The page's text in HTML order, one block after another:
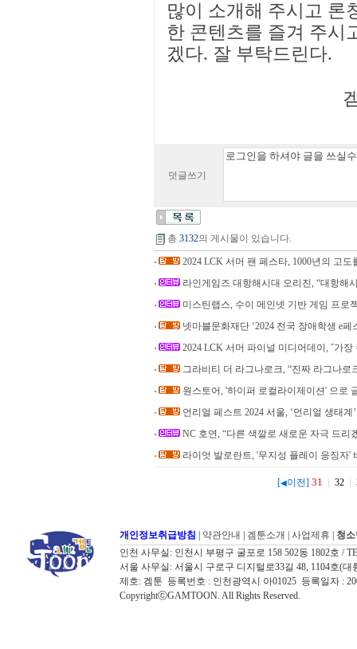
많이 소개해 주시고 론
한 콘텐츠를 즐겨 주시
겠다. 잘 부탁드린다.
덧글쓰기
총 3132의 게시물이 있습니다.
2024 LCK 서머 팬 페스타, 1000년의 고
라인게임즈 대항해시대 오리진, “대항해
미스틴랩스, 수이 메인넷 기반 게임 프로
넷마블문화재단 ‘2024 전국 장애학생 e페
2024 LCK 서머 파이널 미디어데이, ˝가장
그라비티 더 라그나로크, “진짜 라그나로
원스토어, '하이퍼 로컬라이제이션' 으로
언리얼 페스트 2024 서울, ‘언리얼 생태계
NC 호연, “다른 색깔로 새로운 자극 드리
라이엇 발로란트, '무지성 플레이 응징자'
[◀이전] 31 32
개인정보취급방침 약관안내 겜툰소개 사업제휴
청
인천 사무실: 인천시 부평구 굴포로 158 502동 1802호 /
서울 사무실: 서울시 구로구 디지털로33길 48, 1104호(대
제호: 겜툰 등록번호 : 인천광역시 아01025 등록일자 :
CopyrightⓒGAMTOON. All Rights Reserved.